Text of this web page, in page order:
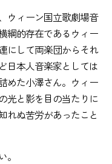
ウィーン国立歌劇場音
綱的存在であるウィー
にして両楽団からそれ
日本人音楽家としては
めた小澤さん。ウィー
光と影を目の当たりに
れぬ苦労があったこと